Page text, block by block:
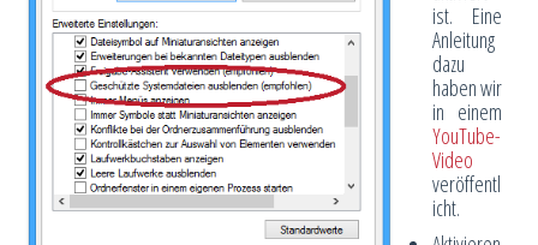
ist. Eine
Anleitung
dazu
haben wir
in einem
YouTube-
Video
veröffentl
icht.